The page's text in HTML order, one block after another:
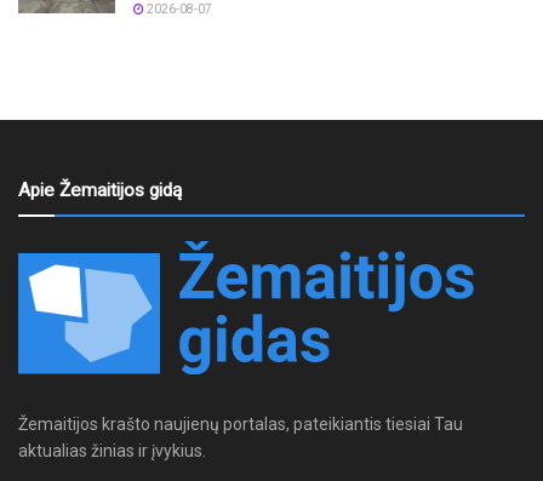
2026-08-07
Apie Žemaitijos gidą
Žemaitijos krašto naujienų portalas, pateikiantis tiesiai Tau
aktualias žinias ir įvykius.